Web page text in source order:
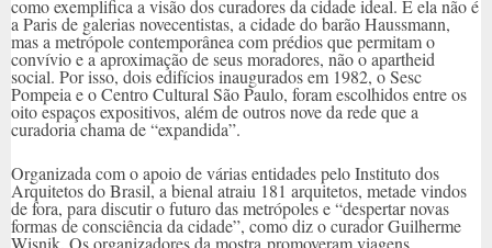
como exemplifica a visão dos curadores da cidade ideal. E ela não é
a Paris de galerias novecentistas, a cidade do barão Haussmann,
mas a metrópole contemporânea com prédios que permitam o
convívio e a aproximação de seus moradores, não o apartheid
social. Por isso, dois edifícios inaugurados em 1982, o Sesc
Pompeia e o Centro Cultural São Paulo, foram escolhidos entre os
oito espaços expositivos, além de outros nove da rede que a
curadoria chama de “expandida”.
Organizada com o apoio de várias entidades pelo Instituto dos
Arquitetos do Brasil, a bienal atraiu 181 arquitetos, metade vindos
de fora, para discutir o futuro das metrópoles e “despertar novas
formas de consciência da cidade”, como diz o curador Guilherme